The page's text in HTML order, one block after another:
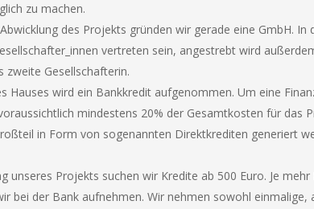
zu machen.
des Projekts gründen wir gerade eine GmbH.
vertreten sein, angestrebt wird
zweite Gesellschafterin.
Hauses wird ein Bankkredit aufgenommen. Um eine
mindestens 20% der Gesamtkosten für das
in Form von sogenannten Direktkrediten generiert
unseres Projekts suchen wir Kredite ab 500 Euro. Je
bei der Bank aufnehmen. Wir nehmen sowohl einmalige,